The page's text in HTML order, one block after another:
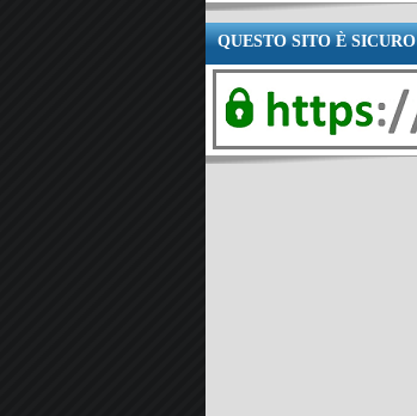
QUESTO SITO È SICURO